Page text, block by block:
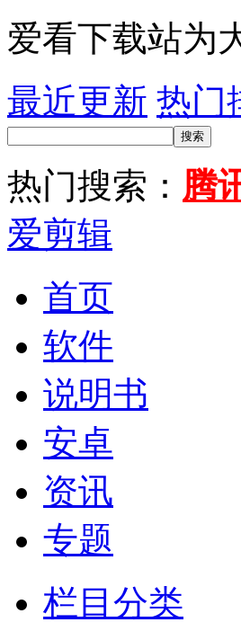
爱看下载站为
最近更新 热门
搜索
热门搜索： 腾
爱剪辑
首页
软件
说明书
安卓
资讯
专题
栏目分类